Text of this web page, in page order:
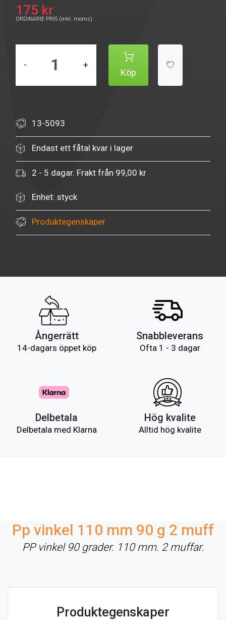
175 kr
ORDINARIE PRIS (inkl. moms)
- +
Köp
13-5093
Endast ett fåtal kvar i lager
2 - 5 dagar. Frakt från 99,00 kr
Enhet: styck
Produktegenskaper
Ångerrätt
14-dagars öppet köp
Snabbleverans
Ofta 1 - 3 dagar
Delbetala
Delbetala med Klarna
Hög kvalite
Alltid hög kvalite
Pp vinkel 110 mm 90 g 2 muff
PP vinkel 90 grader. 110 mm. 2 muffar.
Produktegenskaper